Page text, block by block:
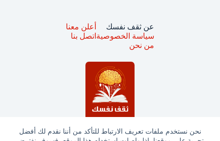
نحن نستخدم ملفات تعريف الارتباط للتأكد من أننا نقدم لك أفضل
عن ثقف نفسك
سياسة الخصوصية
من نحن
أعلن معنا
اتصل بنا